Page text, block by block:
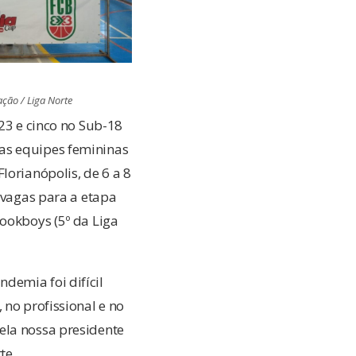
/ Liga Norte
e cinco no Sub-18
equipes femininas
de 6 a 8
para a etapa
(5º da Liga
foi difícil
profissional e no
nossa presidente